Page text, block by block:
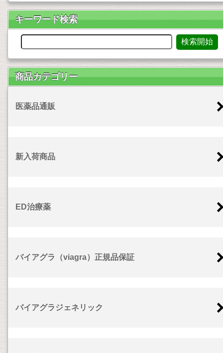
キーワード検索
商品カテゴリー
医薬品通販
新入荷商品
ED治療薬
バイアグラ（viagra）正規品保証
バイアグラジェネリック